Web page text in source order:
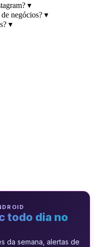
▾
negócios? ▾
▾
todo dia no
da semana, alertas de